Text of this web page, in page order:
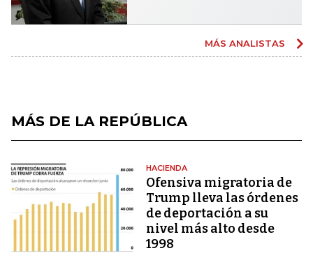
MÁS ANALISTAS
MÁS DE LA REPÚBLICA
HACIENDA
Ofensiva migratoria de
Trump lleva las órdenes
de deportación a su
nivel más alto desde
1998